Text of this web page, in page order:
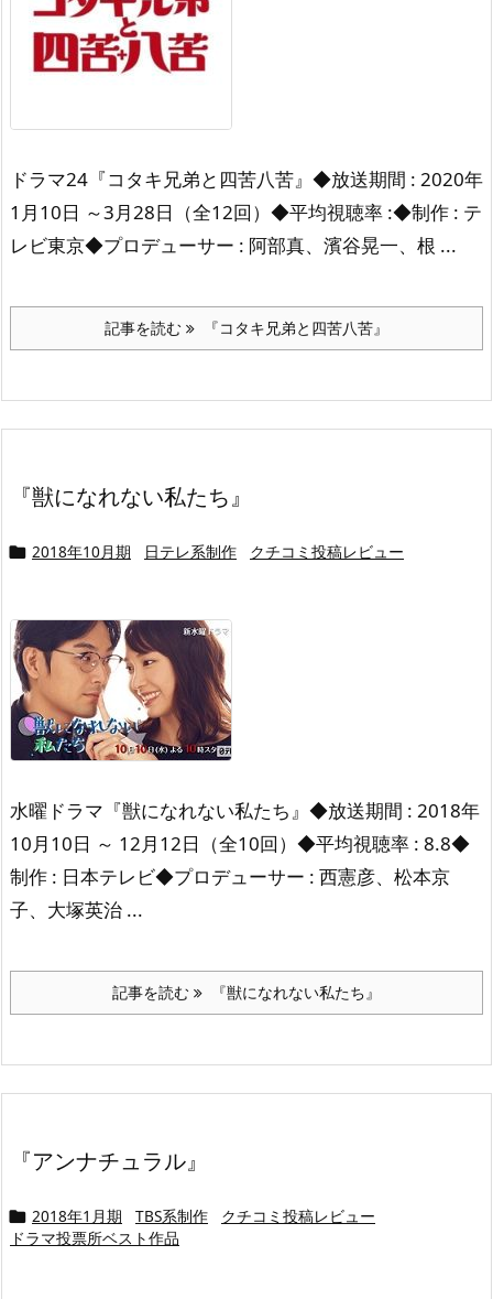
ドラマ24『コタキ兄弟と四苦八苦』 ◆放送期間 : 2020年
1月10日 ～3月28日（全12回） ◆平均視聴率 :◆制作 : テ
レビ東京◆プロデューサー : 阿部真、 濱谷晃一、根 ...
記事を読む 『コタキ兄弟と四苦八苦』
『獣になれない私たち』
 2018年10月期 日テレ系制作 クチコミ投稿レビュー
水曜ドラマ『獣になれない私たち』 ◆放送期間 : 2018年
10月10日 ～ 12月12日（全10回） ◆平均視聴率 : 8.8◆
制作 : 日本テレビ◆プロデューサー : 西憲彦、松本京
子、大塚英治 ...
記事を読む 『獣になれない私たち』
『アンナチュラル』
 2018年1月期 TBS系制作
クチコミ投稿レビュー
ドラマ投票所ベスト作品